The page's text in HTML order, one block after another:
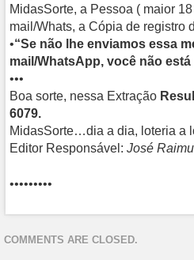
MidasSorte, a Pessoa ( maior
mail/Whats, a Cópia de registro
•“Se não lhe enviamos essa
mail/WhatsApp, você não
•••
Boa sorte, nessa Extração
6079.
MidasSorte…dia a dia, loteria a
Editor Responsável:José
•••••••••
COMMENTS ARE CLOSED.